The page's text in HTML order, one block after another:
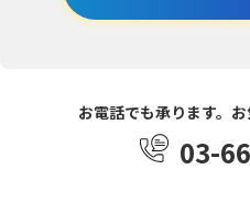
お電話でも承ります。
03-